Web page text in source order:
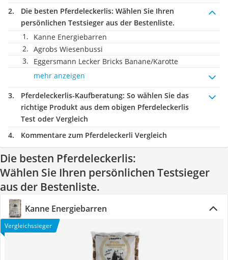
Die besten Pferdeleckerlis: Wählen Sie Ihren
persönlichen Testsieger aus der Bestenliste.
Kanne Energiebarren
Agrobs Wiesenbussi
Eggersmann Lecker Bricks Banane/Karotte
mehr anzeigen
Pferdeleckerlis-Kaufberatung: So wählen Sie das
richtige Produkt aus dem obigen Pferdeleckerlis
Test oder Vergleich
Kommentare zum Pferdeleckerli Vergleich
Die besten Pferdeleckerlis:
Wählen Sie Ihren persönlichen Testsieger
aus der Bestenliste.
Kanne Energiebarren
Vergleichssieger